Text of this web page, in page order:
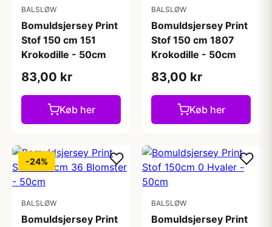
BALSLØW
Bomuldsjersey Print
Stof 150 cm 151
Krokodille - 50cm
83,00 kr
Køb her
BALSLØW
Bomuldsjersey Print
Stof 150 cm 1807
Krokodille - 50cm
83,00 kr
Køb her
-24%
BALSLØW
Bomuldsjersey Print
BALSLØW
Bomuldsjersey Print